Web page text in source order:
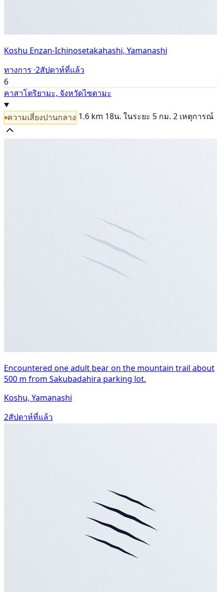
Koshu Enzan-Ichinosetakahashi, Yamanashi
ทางการ ·2สัปดาห์ที่แล้ว
6
คาสาโตริยามะ, จังหวัดไซตามะ
ความเสี่ยงปานกลาง 1.6 km 18น. ในระยะ 5 กม. 2 เหตุการณ์
Encountered one adult bear on the mountain trail about
500 m from Sakubadahira parking lot.
Koshu, Yamanashi
2สัปดาห์ที่แล้ว